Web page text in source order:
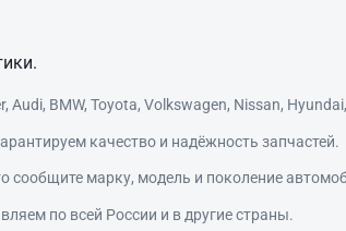
BMW, Toyota, Volkswagen, Nissan,
качество и надёжность запчастей.
марку, модель и поколение
по всей России и в другие страны.